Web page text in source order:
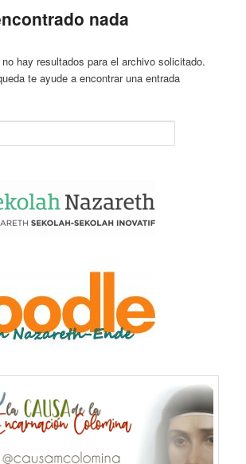
nada
hay resultados para el archivo solicitado.
te ayude a encontrar una entrada